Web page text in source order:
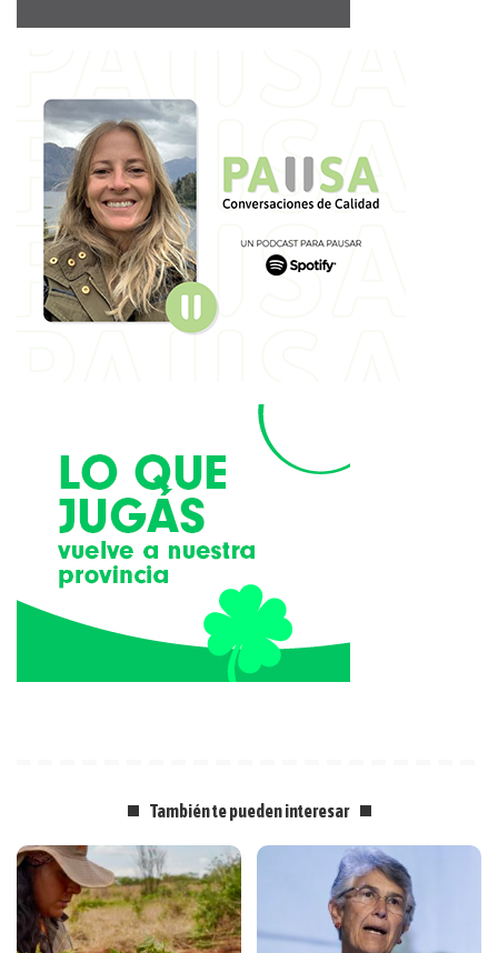
También te pueden interesar